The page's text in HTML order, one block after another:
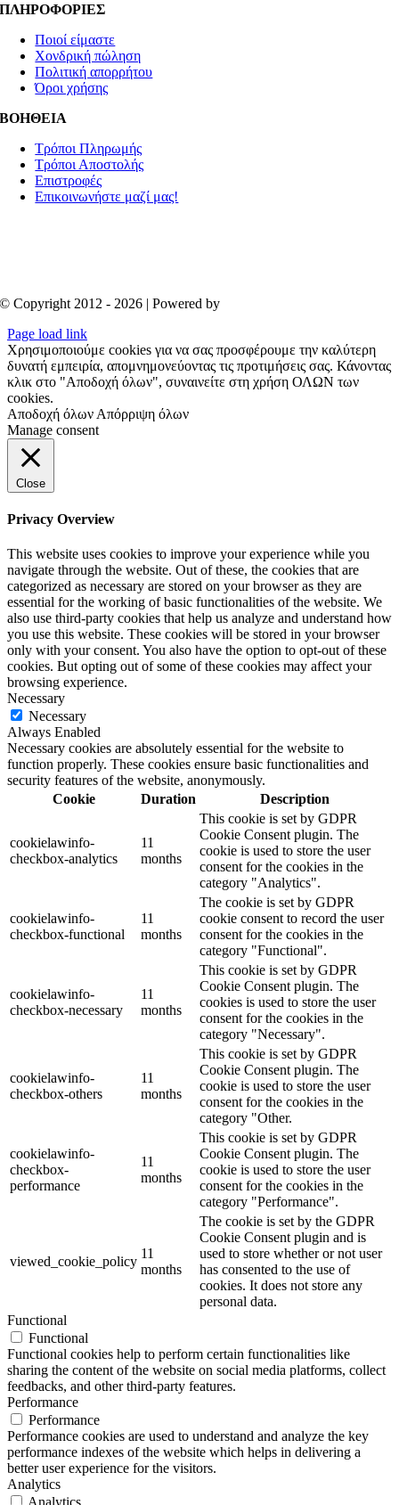
ΠΛΗΡΟΦΟΡΙΕΣ
Ποιοί είμαστε
Χονδρική πώληση
Πολιτική απορρήτου
Όροι χρήσης
ΒΟΗΘΕΙΑ
Τρόποι Πληρωμής
Τρόποι Αποστολής
Επιστροφές
Επικοινωνήστε μαζί μας!
© Copyright 2012 - 2026 | Powered by
Page load link
Χρησιμοποιούμε cookies για να σας προσφέρουμε την καλύτερη
δυνατή εμπειρία, απομνημονεύοντας τις προτιμήσεις σας. Κάνοντας
κλικ στο "Αποδοχή όλων", συναινείτε στη χρήση ΟΛΩΝ των
cookies.
Αποδοχή όλων Απόρριψη όλων
Manage consent
Close
Privacy Overview
This website uses cookies to improve your experience while you
navigate through the website. Out of these, the cookies that are
categorized as necessary are stored on your browser as they are
essential for the working of basic functionalities of the website. We
also use third-party cookies that help us analyze and understand how
you use this website. These cookies will be stored in your browser
only with your consent. You also have the option to opt-out of these
cookies. But opting out of some of these cookies may affect your
browsing experience.
Necessary
Necessary
Always Enabled
Necessary cookies are absolutely essential for the website to
function properly. These cookies ensure basic functionalities and
security features of the website, anonymously.
Cookie
Duration Description
cookielawinfo-
checkbox-analytics
11
months
This cookie is set by GDPR
Cookie Consent plugin. The
cookie is used to store the user
consent for the cookies in the
category "Analytics".
cookielawinfo-
checkbox-functional
11
months
The cookie is set by GDPR
cookie consent to record the user
consent for the cookies in the
category "Functional".
cookielawinfo-
checkbox-necessary
11
months
This cookie is set by GDPR
Cookie Consent plugin. The
cookies is used to store the user
consent for the cookies in the
category "Necessary".
cookielawinfo-
checkbox-others
11
months
This cookie is set by GDPR
Cookie Consent plugin. The
cookie is used to store the user
consent for the cookies in the
category "Other.
cookielawinfo-
checkbox-
performance
11
months
This cookie is set by GDPR
Cookie Consent plugin. The
cookie is used to store the user
consent for the cookies in the
category "Performance".
viewed_cookie_policy
11
months
The cookie is set by the GDPR
Cookie Consent plugin and is
used to store whether or not user
has consented to the use of
cookies. It does not store any
personal data.
Functional
Functional
Functional cookies help to perform certain functionalities like
sharing the content of the website on social media platforms, collect
feedbacks, and other third-party features.
Performance
Performance
Performance cookies are used to understand and analyze the key
performance indexes of the website which helps in delivering a
better user experience for the visitors.
Analytics